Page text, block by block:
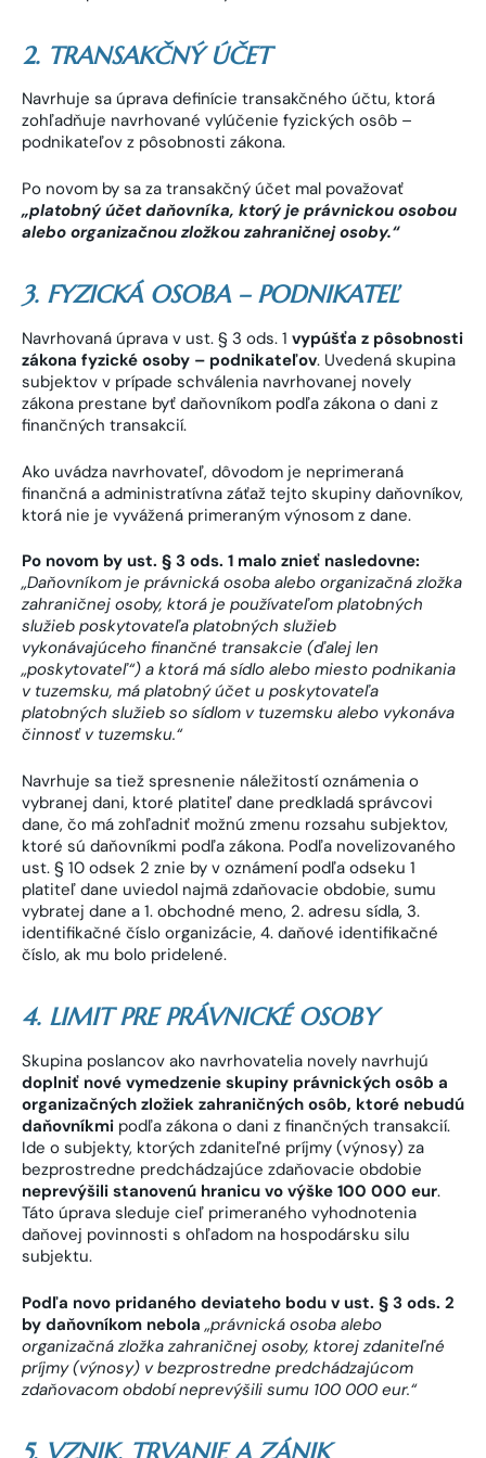
2. TRANSAKČNÝ ÚČET
Navrhuje sa úprava definície transakčného účtu, ktorá
zohľadňuje navrhované vylúčenie fyzických osôb –
podnikateľov z pôsobnosti zákona.
Po novom by sa za transakčný účet mal považovať
„platobnýúčet daňovníka, ktorý je právnickou osobou
alebo organizačnou zložkou zahraničnej osoby.“
3. FYZICKÁ OSOBA – PODNIKATEĽ
Navrhovaná úprava v ust. § 3 ods. 1 vypúšťa z pôsobnosti
zákona fyzické osoby – podnikateľov. Uvedená skupina
subjektov v prípade schválenia navrhovanej novely
zákona prestane byť daňovníkom podľa zákona o dani z
finančných transakcií.
Ako uvádza navrhovateľ, dôvodom je neprimeraná
finančná a administratívna záťaž tejto skupiny daňovníkov,
ktorá nie je vyvážená primeraným výnosom z dane.
Po novom by ust. § 3 ods. 1 malo znieť nasledovne:
„Daňovníkom je právnická osoba alebo organizačná zložka
zahraničnej osoby, ktorá je používateľom platobných
služieb poskytovateľa platobných služieb
vykonávajúceho finančné transakcie (ďalej len
„poskytovateľ“) a ktorá má sídlo alebo miesto podnikania
v tuzemsku, má platobný účet u poskytovateľa
platobných služieb so sídlom v tuzemsku alebo vykonáva
činnosť v tuzemsku.“
Navrhuje sa tiež spresnenie náležitostí oznámenia o
vybranej dani, ktoré platiteľ dane predkladá správcovi
dane, čo má zohľadniť možnú zmenu rozsahu subjektov,
ktoré sú daňovníkmi podľa zákona. Podľa novelizovaného
ust. § 10 odsek 2 znie by v oznámení podľa odseku 1
platiteľ dane uviedol najmä zdaňovacie obdobie, sumu
vybratej dane a 1. obchodné meno, 2. adresu sídla, 3.
identifikačné číslo organizácie, 4. daňové identifikačné
číslo, ak mu bolo pridelené.
4. LIMIT PRE PRÁVNICKÉ OSOBY
Skupina poslancov ako navrhovatelia novely navrhujú
doplniť nové vymedzenie skupiny právnických osôb a
organizačných zložiek zahraničných osôb, ktoré nebudú
daňovníkmi podľa zákona o dani z finančných transakcií.
Ide o subjekty, ktorých zdaniteľné príjmy (výnosy) za
bezprostredne predchádzajúce zdaňovacie obdobie
neprevýšili stanovenú hranicu vo výške 100 000 eur.
Táto úprava sleduje cieľ primeraného vyhodnotenia
daňovej povinnosti s ohľadom na hospodársku silu
subjektu.
Podľa novo pridaného deviateho bodu v ust. § 3 ods. 2
by daňovníkom nebola „právnická osoba alebo
organizačná zložka zahraničnej osoby, ktorej zdaniteľné
príjmy (výnosy) v bezprostredne predchádzajúcom
zdaňovacom období neprevýšili sumu 100 000 eur.“
5. VZNIK, TRVANIE A ZÁNIK